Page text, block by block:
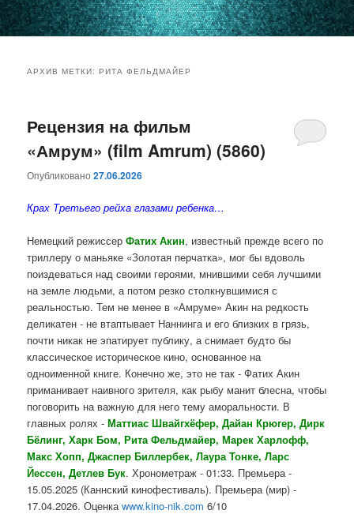
основному
содержимому
дополнительному
содержимому
АРХИВ МЕТКИ:РИТА ФЕЛЬДМАЙЕР
Рецензия на фильм
«Амрум» (film Amrum) (5860)
Опубликовано27.06.2026
Крах Третьего рейха глазами ребенка…
Немецкий режиссерФатих Акин, известный прежде всего по
триллеру о маньяке «Золотая перчатка», мог бы вдоволь
поиздеваться над своими героями, мнившими себя лучшими
на земле людьми, а потом резко столкнувшимися с
реальностью. Тем не менее в «Амруме» Акин на редкость
деликатен - не втаптывает Наннинга и его близких в грязь,
почти никак не эпатирует публику, а снимает будто бы
классическое историческое кино, основанное на
одноименной книге. Конечно же, это не так - Фатих Акин
приманивает наивного зрителя, как рыбу манит блесна, чтобы
поговорить на важную для него тему аморальности. В
главных ролях -Маттиас Швайгхёфер, Дайан Крюгер, Дирк
Бёлинг, Харк Бом, Рита Фельдмайер, Марек Харлофф,
Макс Хопп, Джаспер Биллербек, Лаура Тонке, Ларс
Йессен, Детлев Бук. Хронометраж - 01:33. Премьера -
15.05.2025 (Каннский кинофестиваль). Премьера (мир) -
17.04.2026. Оценкаwww.kino-nik.com 6/10